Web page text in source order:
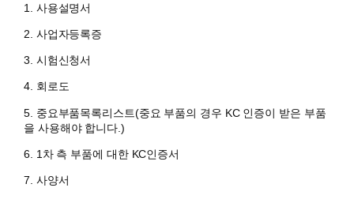
1. 사용설명서
2. 사업자등록증
3. 시험신청서
4. 회로도
5. 중요부품목록리스트(중요 부품의 경우 KC 인증이 받은 부품
을 사용해야 합니다.)
6. 1차 측 부품에 대한 KC인증서
7. 사양서